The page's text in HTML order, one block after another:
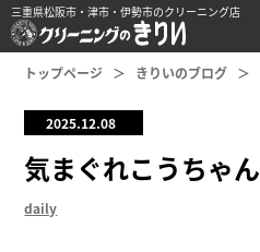
三重県松阪市・津市・伊勢市のクリーニング店
トップページ きりいのブログ
2025.12.08
気まぐれこうちゃ
daily